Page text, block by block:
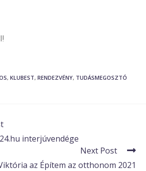
, KLUBEST, RENDEZVÉNY, TUDÁSMEGOSZTÓ
interjúvendége
Next Post
az Építem az otthonom 2021